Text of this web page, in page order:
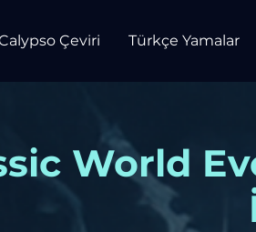
Çeviri Türkçe Yamalar
World